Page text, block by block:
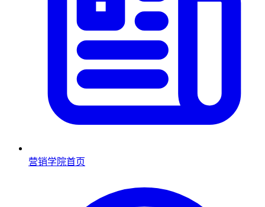
营销学院首页